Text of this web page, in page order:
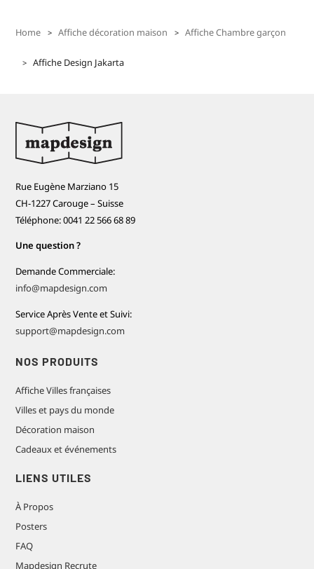
Home Affiche décoration maison Affiche Chambre garçon
Affiche Design Jakarta
Rue Eugène Marziano 15
CH-1227 Carouge – Suisse
Téléphone: 0041 22 566 68 89
Une question ?
Demande Commerciale:
info@mapdesign.com
Service Après Vente et Suivi:
support@mapdesign.com
NOS PRODUITS
Affiche Villes françaises
Villes et pays du monde
Décoration maison
Cadeaux et événements
LIENS UTILES
À Propos
Posters
FAQ
Mapdesign Recrute